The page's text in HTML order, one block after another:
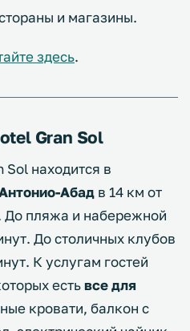
и магазины.
здесь.
Gran Sol
находится в
Абад в 14 км от
До пляжа и набережной
До столичных клубов
К услугам гостей
естьвсе для
кровати, балкон с